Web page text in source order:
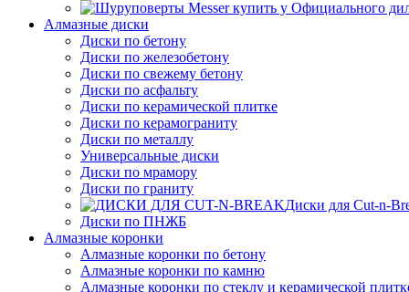
Алмазные диски
Диски по бетону
Диски по железобетону
Диски по свежему бетону
Диски по асфальту
Диски по керамической плитке
Диски по керамограниту
Диски по металлу
Универсальные диски
Диски по мрамору
Диски по граниту
Диски для Cut-n-
Диски по ПНЖБ
Алмазные коронки
Алмазные коронки по бетону
Алмазные коронки по камню
Алмазные коронки по стеклу и керамической